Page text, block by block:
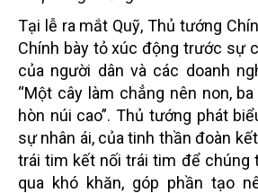
Tại lễ ra mắt Quỹ, Thủ tướng
Chính bày tỏ xúc động trước sự
của người dân và các doanh
“Một cây làm chẳng nên non,
hòn núi cao”. Thủ tướng phát
sự nhân ái, của tinh thần đoàn
trái tim kết nối trái tim để chúng
qua khó khăn, góp phần tạo